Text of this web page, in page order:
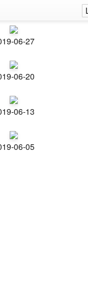
06-27
06-20
06-13
06-05